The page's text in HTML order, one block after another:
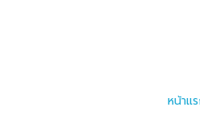
หน้าแ